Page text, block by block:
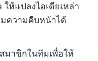
ห้แปลงไอเดียเหล่า
ความคืบหน้าได้
มาชิกในทีมเพื่อให้